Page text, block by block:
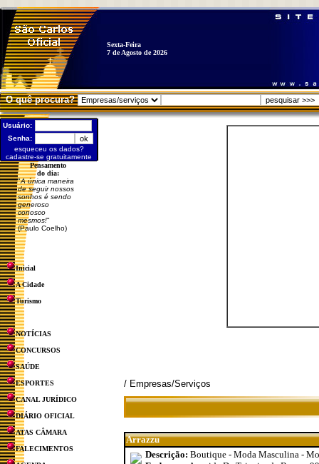
Sexta-Feira
7 de Agosto de 2026
O quê procura?
Usuário:
Senha:
esqueceu os dados?
cadastre-se gratuitamente
Pensamento
do dia:
"A única maneira
de seguir nossos
sonhos é sendo
generoso
conosco
mesmos!"
(Paulo Coelho)
Inicial
A Cidade
Turismo
NOTÍCIAS
CONCURSOS
SAÚDE
ESPORTES
CANAL JURÍDICO
DIÁRIO OFICIAL
ATAS CÂMARA
FALECIMENTOS
/ Empresas/Serviços
Arrazzu
Descrição: Boutique - Moda Masculina -